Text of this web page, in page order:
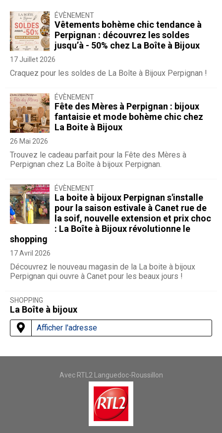
ÉVÈNEMENT
Vêtements bohème chic tendance à
Perpignan : découvrez les soldes
jusqu’à - 50% chez La Boîte à Bijoux
17 Juillet 2026
Craquez pour les soldes de La Boîte à Bijoux Perpignan !
ÉVÈNEMENT
Fête des Mères à Perpignan : bijoux
fantaisie et mode bohème chic chez
La Boite à Bijoux
26 Mai 2026
Trouvez le cadeau parfait pour la Fête des Mères à
Perpignan chez La Boîte à bijoux Perpignan.
ÉVÈNEMENT
La boite à bijoux Perpignan s'installe
pour la saison estivale à Canet rue de
la soif, nouvelle extension et prix choc
: La Boîte à Bijoux révolutionne le
shopping
17 Avril 2026
Découvrez le nouveau magasin de la La boite à bijoux
Perpignan qui ouvre à Canet pour les beaux jours !
SHOPPING
La Boîte à bijoux
Afficher l'adresse
Avec RTL2 Languedoc-Roussillon